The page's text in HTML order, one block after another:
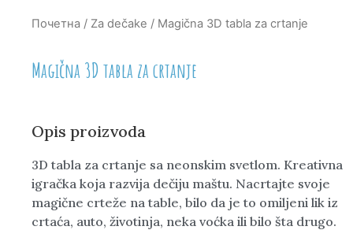
Почетна / Za dečake / Magična 3D tabla za crtanje
Magična 3D tabla za crtanje
Opis proizvoda
3D tabla za crtanje sa neonskim svetlom. Kreativna
igračka koja razvija dečiju maštu. Nacrtajte svoje
magične crteže na table, bilo da je to omiljeni lik iz
crtaća, auto, životinja, neka voćka ili bilo šta drugo.